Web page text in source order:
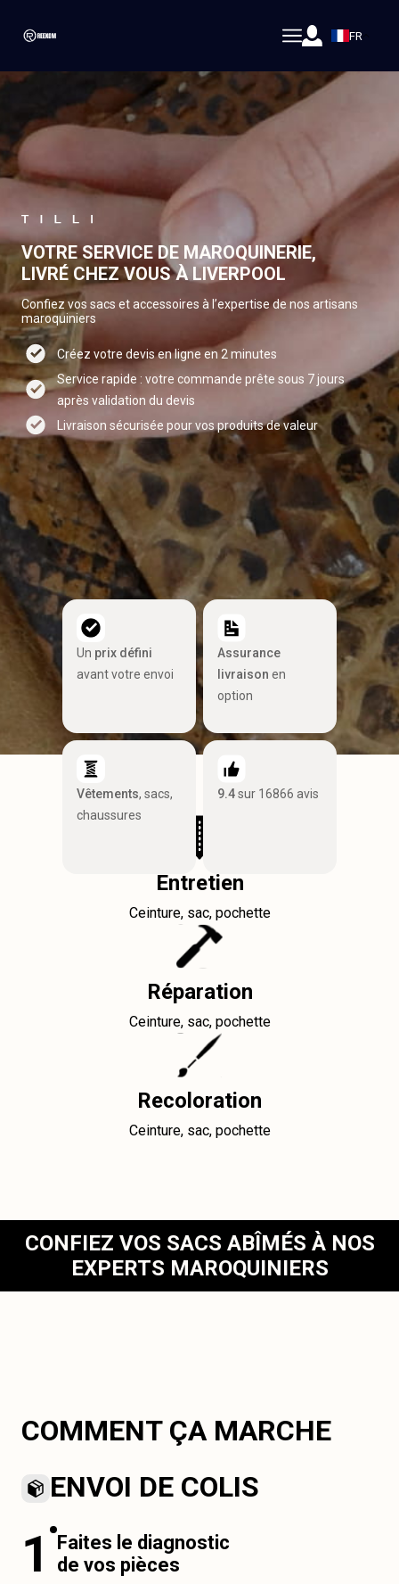
FR
VOTRE SERVICE DE MAROQUINERIE,
LIVRÉ CHEZ VOUS À LIVERPOOL
Confiez vos sacs et accessoires à l’expertise de nos artisans
maroquiniers
Créez votre devis en ligne en 2 minutes
Service rapide : votre commande prête sous 7 jours
après validation du devis
Livraison sécurisée pour vos produits de valeur
Un prix défini
avant votre envoi
Assurance
livraison en
option
Vêtements, sacs,
chaussures
9.4sur 16866 avis
Entretien
Ceinture, sac, pochette
Réparation
Ceinture, sac, pochette
Recoloration
Ceinture, sac, pochette
CONFIEZ VOS SACS ABÎMÉS À NOS
EXPERTS MAROQUINIERS
COMMENT ÇA MARCHE
ENVOI DE COLIS
1
Faites le diagnostic
de vos pièces